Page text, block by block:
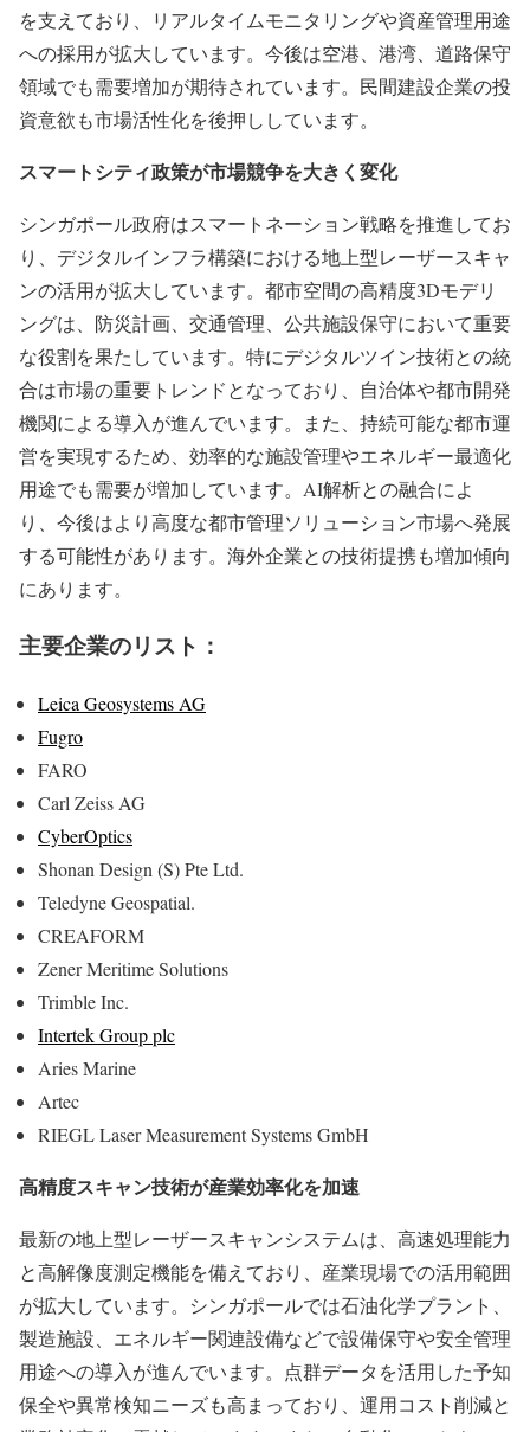
を支えており、リアルタイムモニタリングや資産管理用途
への採用が拡大しています。今後は空港、港湾、道路保守
領域でも需要増加が期待されています。民間建設企業の投
資意欲も市場活性化を後押ししています。
スマートシティ政策が市場競争を大きく変化
シンガポール政府はスマートネーション戦略を推進してお
り、デジタルインフラ構築における地上型レーザースキャ
ンの活用が拡大しています。都市空間の高精度3Dモデリ
ングは、防災計画、交通管理、公共施設保守において重要
な役割を果たしています。特にデジタルツイン技術との統
合は市場の重要トレンドとなっており、自治体や都市開発
機関による導入が進んでいます。また、持続可能な都市運
営を実現するため、効率的な施設管理やエネルギー最適化
用途でも需要が増加しています。AI解析との融合によ
り、今後はより高度な都市管理ソリューション市場へ発展
する可能性があります。海外企業との技術提携も増加傾向
にあります。
主要企業のリスト：
Leica Geosystems AG
Fugro
FARO
Carl Zeiss AG
CyberOptics
Shonan Design (S) Pte Ltd.
Teledyne Geospatial.
CREAFORM
Zener Meritime Solutions
Trimble Inc.
Intertek Group plc
Aries Marine
Artec
RIEGL Laser Measurement Systems GmbH
高精度スキャン技術が産業効率化を加速
最新の地上型レーザースキャンシステムは、高速処理能力
と高解像度測定機能を備えており、産業現場での活用範囲
が拡大しています。シンガポールでは石油化学プラント、
製造施設、エネルギー関連設備などで設備保守や安全管理
用途への導入が進んでいます。点群データを活用した予知
保全や異常検知ニーズも高まっており、運用コスト削減と